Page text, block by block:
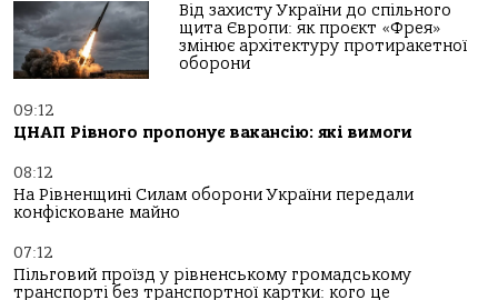
Від захисту України до спільного
щита Європи: як проєкт «Фрея»
змінює архітектуру протиракетної
оборони
09:12
ЦНАП Рівного пропонує вакансію: які вимоги
08:12
На Рівненщині Силам оборони України передали
конфісковане майно
07:12
Пільговий проїзд у рівненському громадському
транспорті без транспортної картки: кого це